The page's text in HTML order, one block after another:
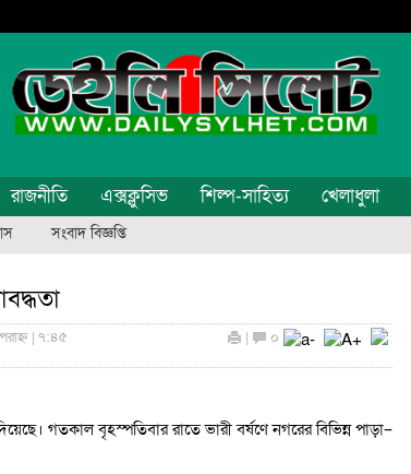
রাজনীতি এক্সক্লুসিভ শিল্প-সাহিত্য খেলাধুলা
সংবাদ বিজ্ঞপ্তি
| ৭:৪৫
| ০
গতকাল বৃহস্পতিবার রাতে ভারী বর্ষণে নগরের বিভিন্ন পাড়া–